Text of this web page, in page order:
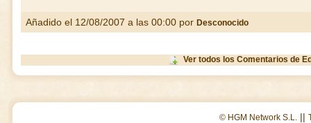
Añadido el 12/08/2007 a las 00:00 por Desconocido
Ver todos los Comentarios de
© HGM Network S.L. ||